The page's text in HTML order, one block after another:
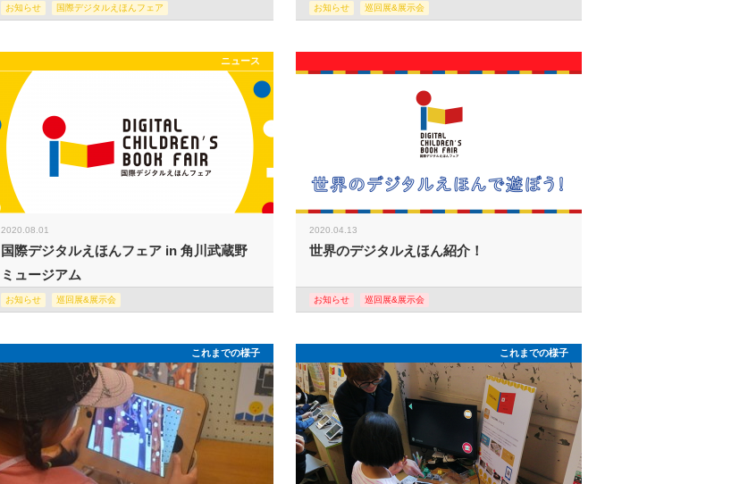
お知らせ 国際デジタルえほんフェア お知らせ 巡回展&展示会
ニュース
2020.08.01
国際デジタルえほんフェア in 角川武蔵野
ミュージアム
お知らせ 巡回展&展示会
2020.04.13
世界のデジタルえほん紹介！
お知らせ 巡回展&展示会
これまでの様子 これまでの様子